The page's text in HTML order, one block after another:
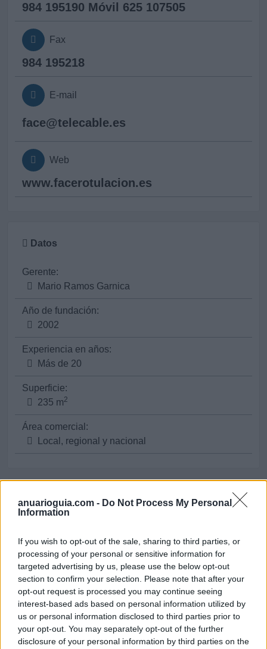
anuarioguia.com - Do Not Process My Personal
Information
If you wish to opt-out of the sale, sharing to third parties, or
processing of your personal or sensitive information for
targeted advertising by us, please use the below opt-out
section to confirm your selection. Please note that after your
opt-out request is processed you may continue seeing
interest-based ads based on personal information utilized by
us or personal information disclosed to third parties prior to
your opt-out. You may separately opt-out of the further
disclosure of your personal information by third parties on the
984 195190 Móvil 625 107505
Fax
984 195218
E-mail
face@telecable.es
Web
www.facerotulacion.es
Datos
Gerente:
Mario Ramos Garnica
Año de fundación:
2002
Experiencia en años:
Más de 20
Superficie:
235 m2
Área comercial:
Local, regional y nacional
Sectores y actividades
Servicios Empresariales:
Decoración y Montaje de Tiendas
Diseño Gráfico, Industrial y Publicitario
Publicidad Exterior
Rotulación Industrial y Rótulos Luminosos
Trabajos destacados: